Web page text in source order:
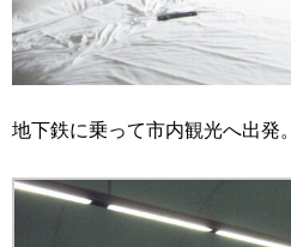
地下鉄に乗って市内観光へ出発。